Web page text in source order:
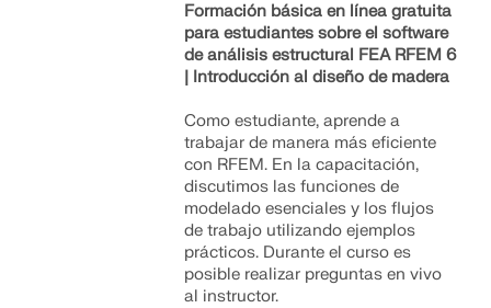
Herramienta de Zona Geográfica
El servicio en línea de Dlubal proporciona mapas de
zonas para la determinación rápida de cargas de
nieve, velocidades del viento y datos sísmicos.
Formación básica en línea gratuita
para estudiantes sobre el software
de análisis estructural FEA RFEM 6
| Introducción al diseño de madera
Como estudiante, aprende a
trabajar de manera más eficiente
con RFEM. En la capacitación,
discutimos las funciones de
modelado esenciales y los flujos
de trabajo utilizando ejemplos
prácticos. Durante el curso es
posible realizar preguntas en vivo
al instructor.